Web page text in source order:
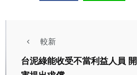
較新
台泥綠能收受不當利益人員